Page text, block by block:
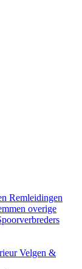
Remleidingen
overige
Velgen &